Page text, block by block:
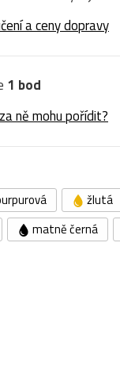
a ceny dopravy
1 bod
ně mohu pořídit?
žlutá
matně černá